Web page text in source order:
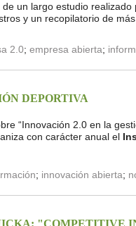
un largo estudio
y un recopilatorio de
2.0; empresa abierta;
DEPORTIVA
“Innovación 2.0 en la
con carácter anual el
; innovación abierta;
"COMPETITIVE